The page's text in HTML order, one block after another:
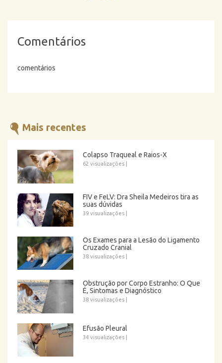
Comentários
comentários
Mais recentes
Colapso Traqueal e Raios-X
62 visualizações
FIV e FeLV: Dra Sheila Medeiros tira as
suas dúvidas
39 visualizações
Os Exames para a Lesão do Ligamento
Cruzado Cranial
38 visualizações
Obstrução por Corpo Estranho: O Que
É, Sintomas e Diagnóstico
38 visualizações
Efusão Pleural
34 visualizações